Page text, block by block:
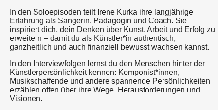
In den Soloepisoden teilt Irene Kurka ihre langjährige
Erfahrung als Sängerin, Pädagogin und Coach. Sie
inspiriert dich, dein Denken über Kunst, Arbeit und Erfolg zu
erweitern – damit du als Künstler*in authentisch,
ganzheitlich und auch finanziell bewusst wachsen kannst.
In den Interviewfolgen lernst du den Menschen hinter der
Künstlerpersönlichkeit kennen: Komponist*innen,
Musikschaffende und andere spannende Persönlichkeiten
erzählen offen über ihre Wege, Herausforderungen und
Visionen.